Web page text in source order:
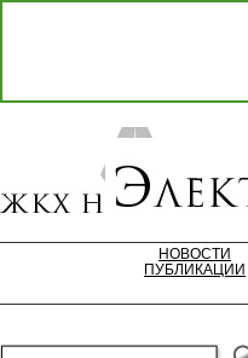
НОВОСТИ
ПУБЛИКАЦИИ